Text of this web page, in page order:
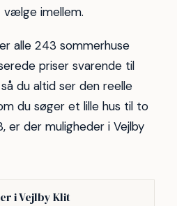
vælge imellem.
alle 243 sommerhuse
priser svarende til
du altid ser den reelle
du søger et lille hus til to
er der muligheder i Vejlby
i Vejlby Klit